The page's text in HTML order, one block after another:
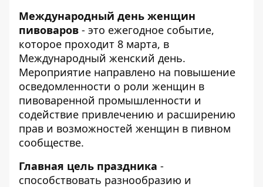
Международный день женщин
пивоваров - это ежегодное событие,
которое проходит 8 марта, в
Международный женский день.
Мероприятие направлено на повышение
осведомленности о роли женщин в
пивоваренной промышленности и
содействие привлечению и расширению
прав и возможностей женщин в пивном
сообществе.
Главная цель праздника -
способствовать разнообразию и